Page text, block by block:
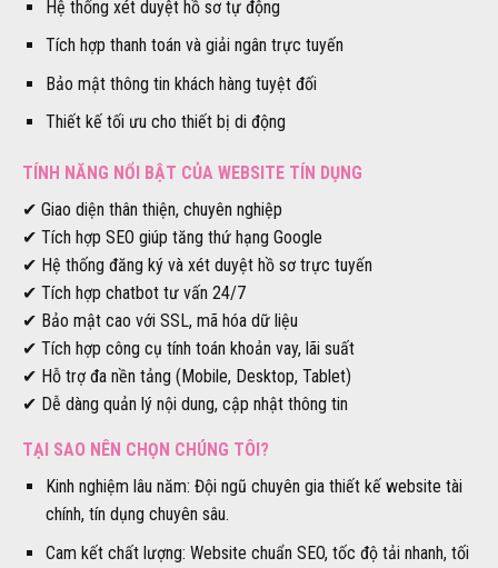
Hệ thống xét duyệt hồ sơ tự động
Tích hợp thanh toán và giải ngân trực tuyến
Bảo mật thông tin khách hàng tuyệt đối
Thiết kế tối ưu cho thiết bị di động
TÍNH NĂNG NỔI BẬT CỦA WEBSITE TÍN DỤNG
✔ Giao diện thân thiện, chuyên nghiệp
✔ Tích hợp SEO giúp tăng thứ hạng Google
✔ Hệ thống đăng ký và xét duyệt hồ sơ trực tuyến
✔ Tích hợp chatbot tư vấn 24/7
✔ Bảo mật cao với SSL, mã hóa dữ liệu
✔ Tích hợp công cụ tính toán khoản vay, lãi suất
✔ Hỗ trợ đa nền tảng (Mobile, Desktop, Tablet)
✔ Dễ dàng quản lý nội dung, cập nhật thông tin
TẠI SAO NÊN CHỌN CHÚNG TÔI?
Kinh nghiệm lâu năm: Đội ngũ chuyên gia thiết kế website tài
chính, tín dụng chuyên sâu.
Cam kết chất lượng: Website chuẩn SEO, tốc độ tải nhanh, tối